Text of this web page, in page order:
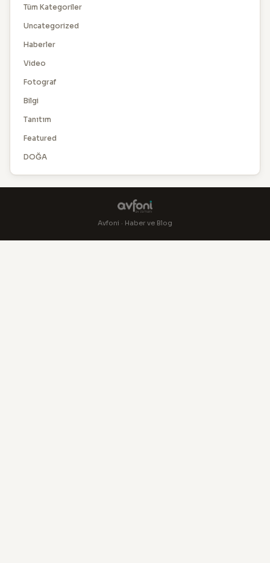
Tüm Kategoriler
Uncategorized
Haberler
Video
Fotograf
Bilgi
Tanıtım
Featured
DOĞA
Avfoni · Haber ve Blog